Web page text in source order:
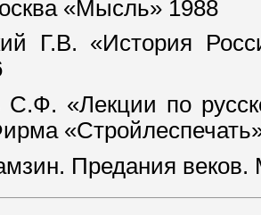
«Мысль» 1988
Г.В. «История
«Лекции по
Предания веков.